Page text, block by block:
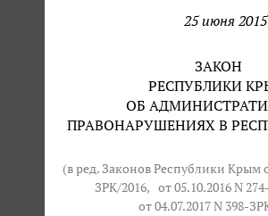
25 июня
ЗАКОН
РЕСПУБЛИКИ
ОБ
ПРАВОНАРУШЕНИЯХ В
(в ред. Законов Республики Крым
ЗРК/2016, от 05.10.2016 N
от 04.07.2017 N 398-